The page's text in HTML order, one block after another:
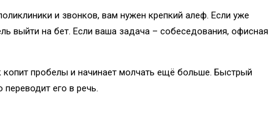
и звонков, вам нужен крепкий алеф. Если уже
выйти на бет. Если ваша задача – собеседования, офисная
копит пробелы и начинает молчать ещё больше. Быстрый
его в речь.